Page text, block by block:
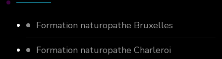
Formation naturopathe Bruxelles
Formation naturopathe Charleroi